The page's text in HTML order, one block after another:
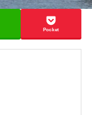
Pocket